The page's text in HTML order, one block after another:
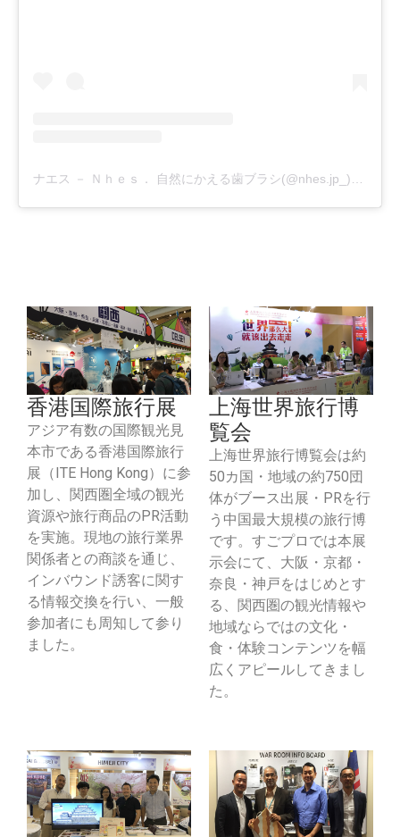
香港国際旅行展
アジア有数の国際観光見
本市である香港国際旅行
展（ITE Hong Kong）に参
加し、関西圏全域の観光
資源や旅行商品のPR活動
を実施。現地の旅行業界
関係者との商談を通じ、
インバウンド誘客に関す
る情報交換を行い、一般
参加者にも周知して参り
ました。
上海世界旅行博
覧会
上海世界旅行博覧会は約
50カ国・地域の約750団
体がブース出展・PRを行
う中国最大規模の旅行博
です。すごプロでは本展
示会にて、大阪・京都・
奈良・神戸をはじめとす
る、関西圏の観光情報や
地域ならではの文化・
食・体験コンテンツを幅
広くアピールしてきまし
た。